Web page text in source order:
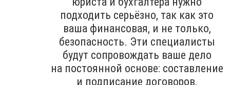
подходить серьёзно, так как это
ваша финансовая, и не только,
безопасность. Эти специалисты
будут сопровождать ваше дело
на постоянной основе: составление
и подписание договоров,